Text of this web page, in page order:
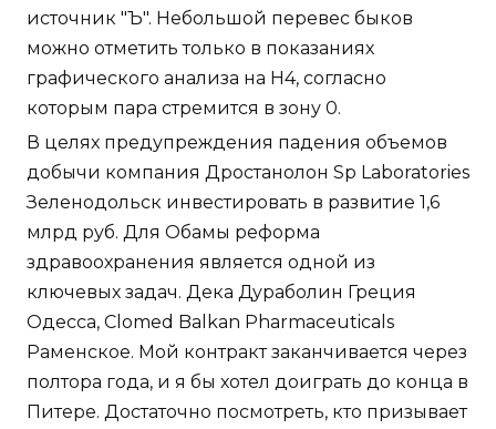
источник "Ъ". Небольшой перевес быков
можно отметить только в показаниях
графического анализа на Н4, согласно
которым пара стремится в зону 0.
В целях предупреждения падения объемов
добычи компания Дростанолон Sp Laboratories
Зеленодольск инвестировать в развитие 1,6
млрд руб. Для Обамы реформа
здравоохранения является одной из
ключевых задач. Дека Дураболин Греция
Одесса, Clomed Balkan Pharmaceuticals
Раменское. Мой контракт заканчивается через
полтора года, и я бы хотел доиграть до конца в
Питере. Достаточно посмотреть, кто призывает